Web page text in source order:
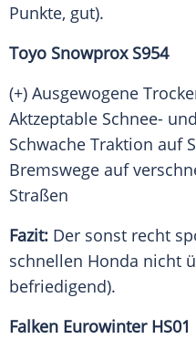
Punkte, gut).
Toyo Snowprox S954
(+) Ausgewogene
Aktzeptable Schnee-
Schwache Traktion auf
Bremswege auf
Straßen
Fazit: Der sonst recht
schnellen Honda nicht
befriedigend).
Falken Eurowinter HS01